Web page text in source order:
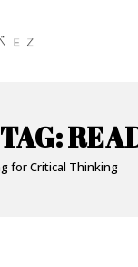
for Critical Thinking